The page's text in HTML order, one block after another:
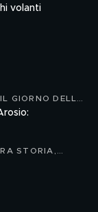
volanti
GIORNO DELLA
STORIA,